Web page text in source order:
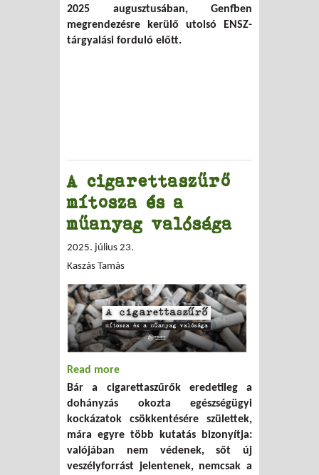
2025 augusztusában, Genfben
megrendezésre kerülő utolsó ENSZ-
tárgyalási forduló előtt.
A cigarettaszűrő
mítosza és a
műanyag valósága
2025. július 23.
Kaszás Tamás
Read more
műanyag valósága
Bár a cigarettaszűrők eredetileg a
dohányzás okozta egészségügyi
kockázatok csökkentésére születtek,
mára egyre több kutatás bizonyítja:
valójában nem védenek, sőt új
veszélyforrást jelentenek, nemcsak a